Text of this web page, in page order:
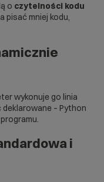
o czytelności kodu
pisać mniej kodu,
wykonuje go linia
deklarowane – Python
i